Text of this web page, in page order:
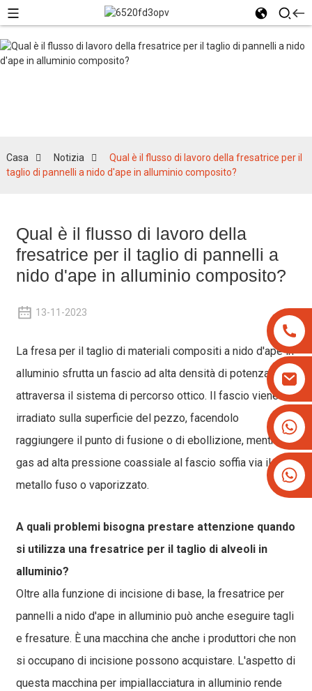
+8613825779334
+16266628193
Casa Notizia
Qual è il flusso di lavoro della fresatrice per il
taglio di pannelli a nido d'ape in alluminio composito?
Qual è il flusso di lavoro della
fresatrice per il taglio di pannelli a
nido d'ape in alluminio composito?
13-11-2023
La fresa per il taglio di materiali compositi a nido d'ape in
alluminio sfrutta un fascio ad alta densità di potenza che
attraversa il sistema di percorso ottico. Il fascio viene
irradiato sulla superficie del pezzo, facendolo
raggiungere il punto di fusione o di ebollizione, mentre il
gas ad alta pressione coassiale al fascio soffia via il
metallo fuso o vaporizzato.
A quali problemi bisogna prestare attenzione quando
si utilizza una fresatrice per il taglio di alveoli in
alluminio?
Oltre alla funzione di incisione di base, la fresatrice per
pannelli a nido d'ape in alluminio può anche eseguire tagli
e fresature. È una macchina che anche i produttori che non
si occupano di incisione possono acquistare. L'aspetto di
questa macchina per impiallacciatura in alluminio rende